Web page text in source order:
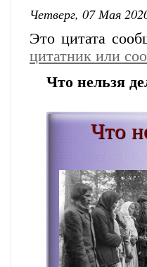
Четверг, 07 Мая
Это цитата
цитатник или
Что нельзя
Что